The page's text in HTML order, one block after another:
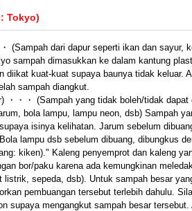
Tokyo)
(Sampah dari dapur seperti ikan dan sayur,
sampah dimasukkan ke dalam kantung
diikat kuat-kuat supaya baunya tidak keluar.
sampah diangkut.
・・・ (Sampah yang tidak boleh/tidak
bola lampu, lampu neon, dsb) Sampah
isinya kelihatan. Jarum sebelum
lampu dsb sebelum dibuang, dibungkus
kiken)." Kaleng penyemprot dan kaleng
bor/paku karena ada kemungkinan
sepeda, dsb). Untuk sampah besar
pembuangan tersebut terlebih dahulu.
supaya mengangkut sampah besar